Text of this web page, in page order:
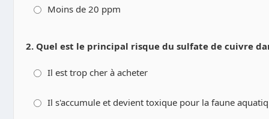
Moins de 20 ppm
2. Quel est le principal risque du sulfate de cuivre
Il est trop cher à acheter
Il s'accumule et devient toxique pour la faune